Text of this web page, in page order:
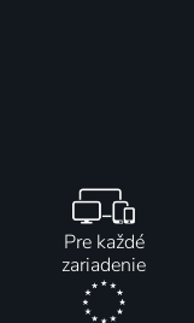
Pre každé
zariadenie